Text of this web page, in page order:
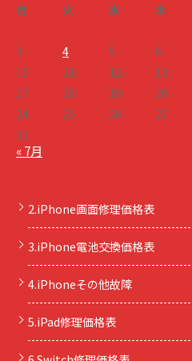
月
火 水 木
3
4 5 6
10
11 12 13
17
18 19 20
24
25 26 27
31
« 7月
2.iPhone画面修理価格表
3.iPhone電池交換価格表
4.iPhoneその他故障
5.iPad修理価格表